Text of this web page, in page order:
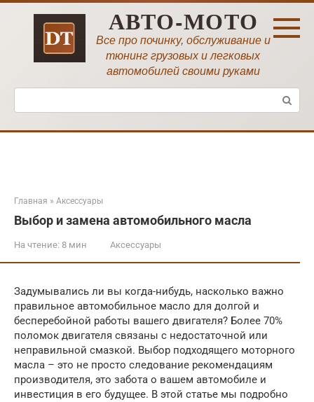
Перейти
АВТО-МОТО
Все про починку, обслуживание и
тюнинг грузовых и легковых
автомобилей своими руками
Поиск:
Главная » Аксессуары
Выбор и замена автомобильного масла
На чтение: 8 мин Аксессуары
Задумывались ли вы когда-нибудь, насколько важно
правильное автомобильное масло для долгой и
бесперебойной работы вашего двигателя? Более 70%
поломок двигателя связаны с недостаточной или
неправильной смазкой. Выбор подходящего моторного
масла – это не просто следование рекомендациям
производителя, это забота о вашем автомобиле и
инвестиция в его будущее. В этой статье мы подробно